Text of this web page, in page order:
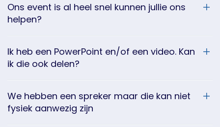
Ons event is al heel snel kunnen jullie ons
helpen?
Ik heb een PowerPoint en/of een video. Kan
ik die ook delen?
We hebben een spreker maar die kan niet
fysiek aanwezig zijn